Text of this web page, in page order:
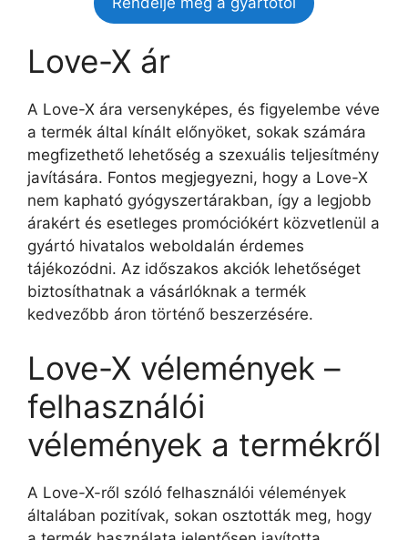
Love-X ár
A Love-X ára versenyképes, és figyelembe véve
a termék által kínált előnyöket, sokak számára
megfizethető lehetőség a szexuális teljesítmény
javítására. Fontos megjegyezni, hogy a Love-X
nem kapható gyógyszertárakban, így a legjobb
árakért és esetleges promóciókért közvetlenül a
gyártó hivatalos weboldalán érdemes
tájékozódni. Az időszakos akciók lehetőséget
biztosíthatnak a vásárlóknak a termék
kedvezőbb áron történő beszerzésére.
Love-X vélemények –
felhasználói
vélemények a termékről
A Love-X-ről szóló felhasználói vélemények
általában pozitívak, sokan osztották meg, hogy